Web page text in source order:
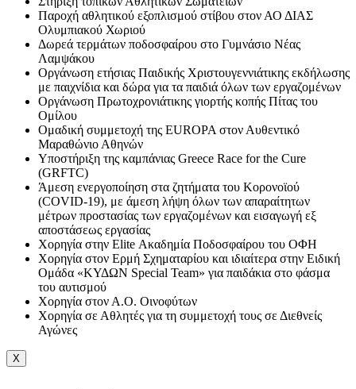
Παροχή αθλητικού εξοπλισμού στίβου στον ΑΟ ΔΙΑΣ
Ολυμπιακού Χωριού
Δωρεά τερμάτων ποδοσφαίρου στο Γυμνάσιο Νέας
Λαμψάκου
Οργάνωση ετήσιας Παιδικής Χριστουγεννιάτικης εκδήλωσης
με παιχνίδια και δώρα για τα παιδιά όλων των εργαζομένων
Οργάνωση Πρωτοχρονιάτικης γιορτής κοπής Πίτας του
Ομίλου
Ομαδική συμμετοχή της EUROPA στον Αυθεντικό
Μαραθώνιο Αθηνών
Υποστήριξη της καμπάνιας Greece Race for the Cure
(GRFTC)
Άμεση ενεργοποίηση στα ζητήματα του Κορονοϊού
(COVID-19), με άμεση λήψη όλων των απαραίτητων
μέτρων προστασίας των εργαζομένων και εισαγωγή εξ
αποστάσεως εργασίας
Χορηγία στην Elite Ακαδημία Ποδοσφαίρου του ΟΦΗ
Χορηγία στον Ερμή Σχηματαρίου και ιδιαίτερα στην Ειδική
Ομάδα «ΚΥΔΩΝ Special Team» για παιδάκια στο φάσμα
του αυτισμού
Χορηγία στον Α.Ο. Οινοφύτων
Χορηγία σε Αθλητές για τη συμμετοχή τους σε Διεθνείς
Αγώνες
X